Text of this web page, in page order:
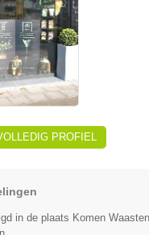
PROFIEL
in de plaats Komen